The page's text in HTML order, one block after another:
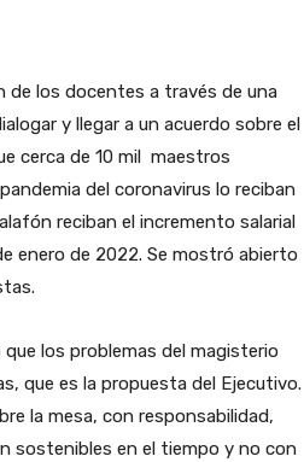
de los docentes a través de una
y llegar a un acuerdo sobre el
cerca de 10 mil maestros
del coronavirus lo reciban
reciban el incremento salarial
enero de 2022. Se mostró abierto
los problemas del magisterio
que es la propuesta del Ejecutivo.
la mesa, con responsabilidad,
sostenibles en el tiempo y no con